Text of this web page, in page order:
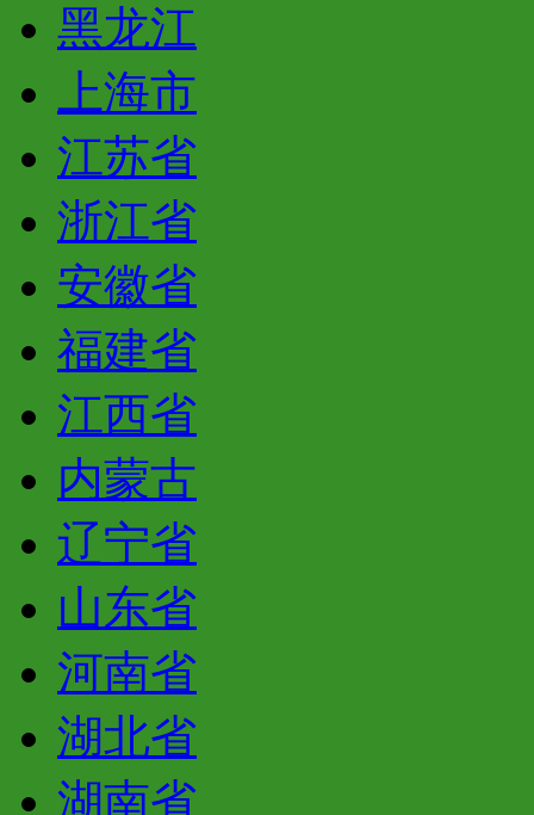
黑龙江
上海市
江苏省
浙江省
安徽省
福建省
江西省
内蒙古
辽宁省
山东省
河南省
湖北省
湖南省